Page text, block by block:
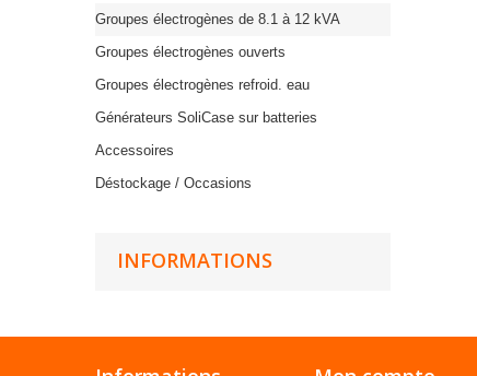
Groupes électrogènes de 8.1 à 12 kVA
Groupes électrogènes ouverts
Groupes électrogènes refroid. eau
Générateurs SoliCase sur batteries
Accessoires
Déstockage / Occasions
INFORMATIONS